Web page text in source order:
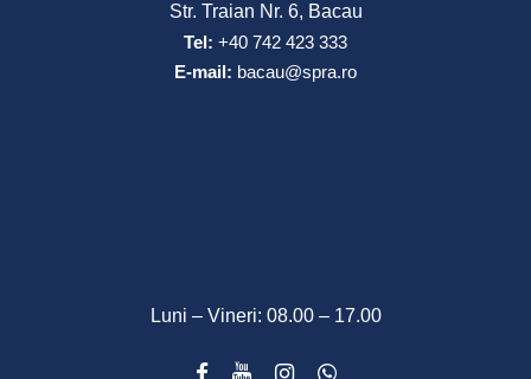
Str. Traian Nr. 6, Bacau
Tel: +40 742 423 333
E-mail: bacau@spra.ro
Luni – Vineri: 08.00 – 17.00